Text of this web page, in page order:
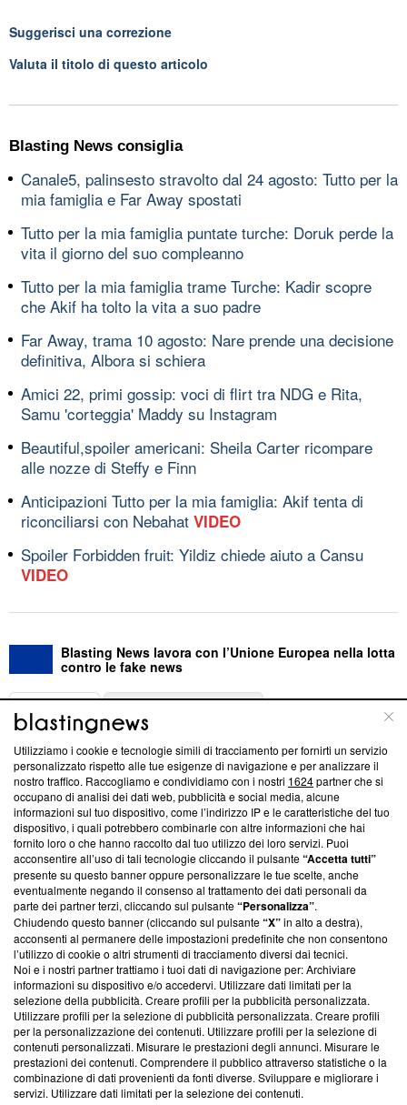
Suggerisci una correzione
Valuta il titolo di questo articolo
Blasting News consiglia
Canale5, palinsesto stravolto dal 24 agosto: Tutto per la
mia famiglia e Far Away spostati
Tutto per la mia famiglia puntate turche: Doruk perde la
vita il giorno del suo compleanno
Tutto per la mia famiglia trame Turche: Kadir scopre
che Akif ha tolto la vita a suo padre
Far Away, trama 10 agosto: Nare prende una decisione
definitiva, Albora si schiera
Amici 22, primi gossip: voci di flirt tra NDG e Rita,
Samu 'corteggia' Maddy su Instagram
Beautiful,spoiler americani: Sheila Carter ricompare
alle nozze di Steffy e Finn
Anticipazioni Tutto per la mia famiglia: Akif tenta di
riconciliarsi con Nebahat VIDEO
Spoiler Forbidden fruit: Yildiz chiede aiuto a Cansu
VIDEO
Blasting News lavora con l’Unione Europea nella lotta
contro le fake news
ABOUT
Questa sezione offre informazioni trasparenti su Blasting
News, sui nostri processi editoriali e su come ci impegniamo a
creare news di qualità. Inoltre, afferma la nostra aderenza a
‘Trust Project - News with Integrity’Blasting News non è
ancora membro del programma, ma ha richiesto di farne
parte; Trust Project non ha ancora effettuato una verifica di
conformità agli standard.
Su di noi
Team editoriale
Corporate
Redazione
Informativa Privacy
Cookie Policy
Utilizziamo i cookie e tecnologie simili di tracciamento per fornirti un servizio
personalizzato rispetto alle tue esigenze di navigazione e per analizzare il
nostro traffico. Raccogliamo e condividiamo con i nostri 1624partner che si
occupano di analisi dei dati web, pubblicità e social media, alcune
informazioni sul tuo dispositivo, come l’indirizzo IP e le caratteristiche del tuo
dispositivo, i quali potrebbero combinarle con altre informazioni che hai
fornito loro o che hanno raccolto dal tuo utilizzo dei loro servizi. Puoi
acconsentire all’uso di tali tecnologie cliccando il pulsante“Accetta tutti”
presente su questo banner oppure personalizzare le tue scelte, anche
eventualmente negando il consenso al trattamento dei dati personali da
parte dei partner terzi, cliccando sul pulsante“Personalizza”.
Chiudendo questo banner (cliccando sul pulsante“X”in alto a destra),
acconsenti al permanere delle impostazioni predefinite che non consentono
l’utilizzo di cookie o altri strumenti di tracciamento diversi dai tecnici.
Noi e i nostri partner trattiamo i tuoi dati di navigazione per: Archiviare
informazioni su dispositivo e/o accedervi. Utilizzare dati limitati per la
selezione della pubblicità. Creare profili per la pubblicità personalizzata.
Utilizzare profili per la selezione di pubblicità personalizzata. Creare profili
per la personalizzazione dei contenuti. Utilizzare profili per la selezione di
contenuti personalizzati. Misurare le prestazioni degli annunci. Misurare le
prestazioni dei contenuti. Comprendere il pubblico attraverso statistiche o la
combinazione di dati provenienti da fonti diverse. Sviluppare e migliorare i
servizi. Utilizzare dati limitati per la selezione dei contenuti.